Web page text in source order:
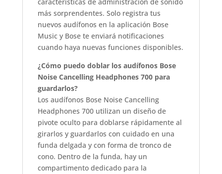
características de administración de sonido
más sorprendentes. Solo registra tus
nuevos audífonos en la aplicación Bose
Music y Bose te enviará notificaciones
cuando haya nuevas funciones disponibles.
¿Cómo puedo doblar los audífonos Bose
Noise Cancelling Headphones 700 para
guardarlos?
Los audífonos Bose Noise Cancelling
Headphones 700 utilizan un diseño de
pivote oculto para doblarse rápidamente al
girarlos y guardarlos con cuidado en una
funda delgada y con forma de tronco de
cono. Dentro de la funda, hay un
compartimento dedicado para la